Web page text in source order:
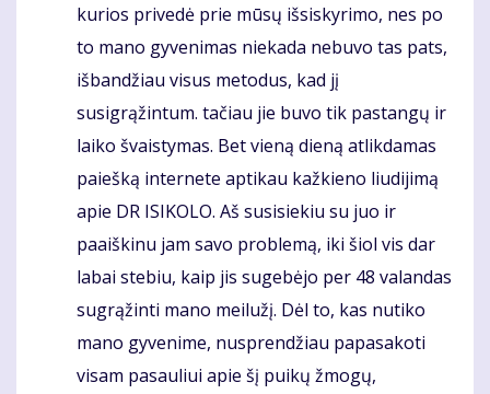
kurios privedė prie mūsų išsiskyrimo, nes po
to mano gyvenimas niekada nebuvo tas pats,
išbandžiau visus metodus, kad jį
susigrąžintum. tačiau jie buvo tik pastangų ir
laiko švaistymas. Bet vieną dieną atlikdamas
paiešką internete aptikau kažkieno liudijimą
apie DR ISIKOLO. Aš susisiekiu su juo ir
paaiškinu jam savo problemą, iki šiol vis dar
labai stebiu, kaip jis sugebėjo per 48 valandas
sugrąžinti mano meilužį. Dėl to, kas nutiko
mano gyvenime, nusprendžiau papasakoti
visam pasauliui apie šį puikų žmogų,